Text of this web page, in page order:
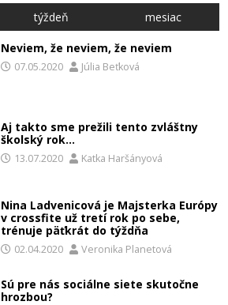
týždeň mesiac
Neviem, že neviem, že neviem
07.05.2020 Júlia Beťková
Aj takto sme prežili tento zvláštny
školský rok…
13.07.2020 Katka Haršányová
Nina Ladvenicová je Majsterka Európy
v crossfite už tretí rok po sebe,
trénuje päťkrát do týždňa
02.04.2020 Veronika Planetová
Sú pre nás sociálne siete skutočne
hrozbou?